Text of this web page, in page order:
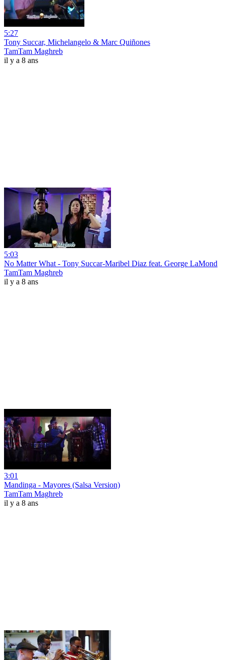
5:27
Tony Succar, Michelangelo & Marc Quiñones
TamTam Maghreb
il y a 8 ans
5:03
No Matter What - Tony Succar-Maribel Diaz feat. George LaMond
TamTam Maghreb
il y a 8 ans
3:01
Mandinga - Mayores (Salsa Version)
TamTam Maghreb
il y a 8 ans